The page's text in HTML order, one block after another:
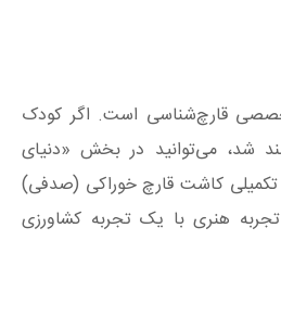
قارچ‌شناسی است. اگر کودک
شد، می‌توانید در بخش «دنیای
کاشت قارچ خوراکی (صدفی)
تجربه هنری با یک تجربه کشاورزی